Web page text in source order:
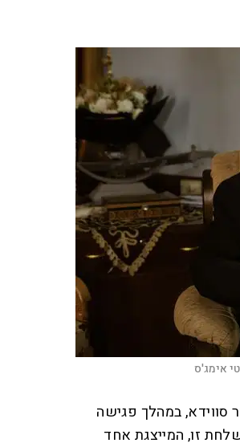
אימג'ס
סווידא, במהלך פגישה
זו, המייצגת אחד